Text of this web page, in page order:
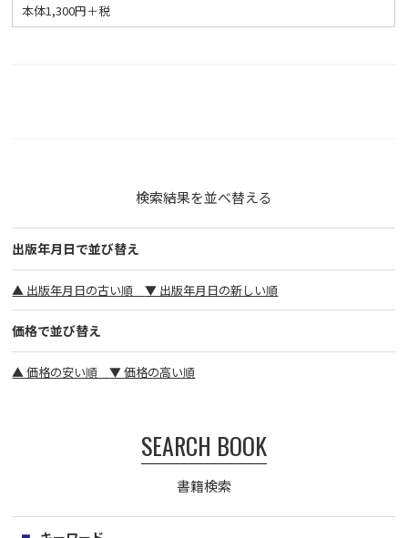
本体1,300円＋税
検索結果を並べ替える
出版年月日で並び替え
▲ 出版年月日の古い順▼ 出版年月日の新しい順
価格で並び替え
▲ 価格の安い順▼ 価格の高い順
SEARCH BOOK
書籍検索